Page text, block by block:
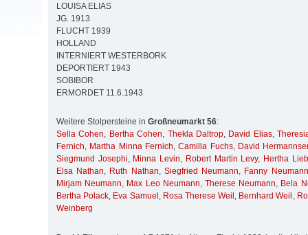
LOUISA ELIAS
JG. 1913
FLUCHT 1939
HOLLAND
INTERNIERT WESTERBORK
DEPORTIERT 1943
SOBIBOR
ERMORDET 11.6.1943
Weitere Stolpersteine in Großneumarkt 56:
Sella Cohen, Bertha Cohen, Thekla Daltrop, David Elias,
Fernich, Martha Minna Fernich,Camilla Fuchs, David
Siegmund Josephi, Minna Levin, Robert Martin Levy, Hertha
Elsa Nathan, Ruth Nathan, Siegfried Neumann, Fanny Neumann
Mirjam Neumann, Max Leo Neumann,Therese Neumann, Bela
Bertha Polack, Eva Samuel , Rosa Therese Weil , Bernhard Weil ,
Weinberg